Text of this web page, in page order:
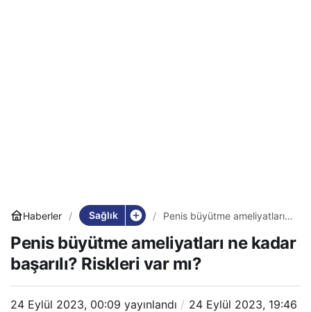
Haberler Sağlık
Penis büyütme ameliyatları
var mı?
Penis büyütme ameliyatları ne kadar
başarılı? Riskleri var mı?
24 Eylül 2023, 00:09 yayınlandı
24 Eylül 2023, 19:46